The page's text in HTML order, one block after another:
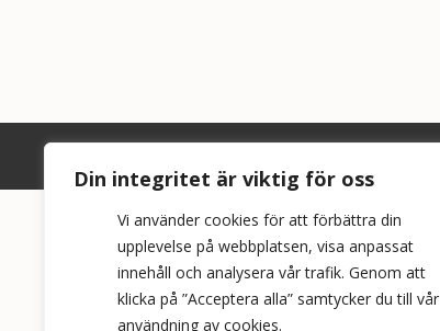
Din integritet är viktig för oss
Vi använder cookies för att förbättra din
upplevelse på webbplatsen, visa anpassat
innehåll och analysera vår trafik. Genom att
klicka på ”Acceptera alla” samtycker du till vår
användning av cookies.